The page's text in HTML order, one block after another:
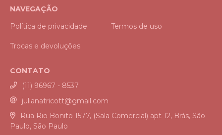
NAVEGAÇÃO
Política de privacidade
Termos de uso
Trocas e devoluções
CONTATO
(11) 96967 - 8537
julianatricott@gmail.com
Rua Rio Bonito 1577, (Sala Comercial) apt 12, Brás, São
Paulo, São Paulo